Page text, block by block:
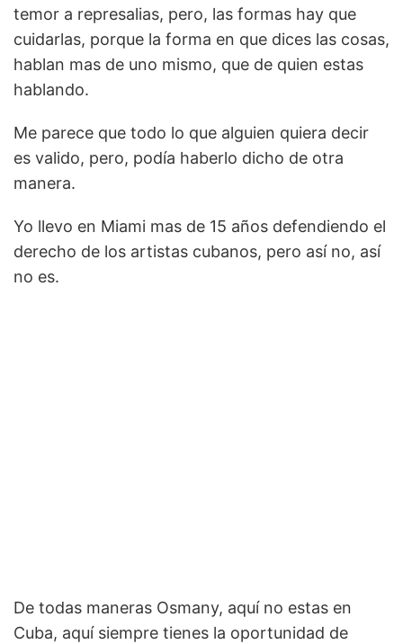
temor a represalias, pero, las formas hay que
cuidarlas, porque la forma en que dices las cosas,
hablan mas de uno mismo, que de quien estas
hablando.
Me parece que todo lo que alguien quiera decir
es valido, pero, podía haberlo dicho de otra
manera.
Yo llevo en Miami mas de 15 años defendiendo el
derecho de los artistas cubanos, pero así no, así
no es.
De todas maneras Osmany, aquí no estas en
Cuba, aquí siempre tienes la oportunidad de